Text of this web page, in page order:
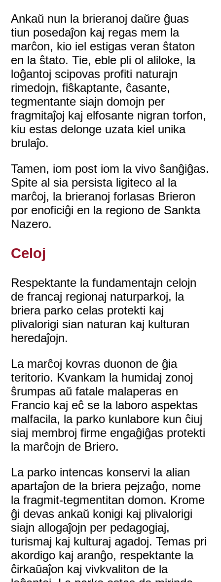
Ankaŭ nun la brieranoj daŭre ĝuas
tiun posedaĵon kaj regas mem la
marĉon, kio iel estigas veran ŝtaton
en la ŝtato. Tie, eble pli ol aliloke, la
loĝantoj scipovas profiti naturajn
rimedojn, fiŝkaptante, ĉasante,
tegmentante siajn domojn per
fragmitaĵoj kaj elfosante nigran torfon,
kiu estas delonge uzata kiel unika
brulaĵo.
Tamen, iom post iom la vivo ŝanĝiĝas.
Spite al sia persista ligiteco al la
marĉoj, la brieranoj forlasas Brieron
por enoficiĝi en la regiono de Sankta
Nazero.
Celoj
Respektante la fundamentajn celojn
de francaj regionaj naturparkoj, la
briera parko celas protekti kaj
plivalorigi sian naturan kaj kulturan
heredaĵojn.
La marĉoj kovras duonon de ĝia
teritorio. Kvankam la humidaj zonoj
ŝrumpas aŭ fatale malaperas en
Francio kaj eĉ se la laboro aspektas
malfacila, la parko kunlabore kun ĉiuj
siaj membroj firme engaĝiĝas protekti
la marĉojn de Briero.
La parko intencas konservi la alian
apartaĵon de la briera pejzaĝo, nome
la fragmit-tegmentitan domon. Krome
ĝi devas ankaŭ konigi kaj plivalorigi
siajn allogaĵojn per pedagogiaj,
turismaj kaj kulturaj agadoj. Temas pri
akordigo kaj aranĝo, respektante la
ĉirkaŭaĵon kaj vivkvaliton de la